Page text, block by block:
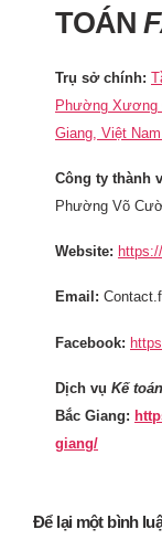
TOÁN
Trụ sở chính:
Phường Xương
Giang, Việt Nam.
Công ty thành
Phường Võ
Website:
Email:
Facebook:
Dịch vụ Kế
Bắc Giang:
giang/
Để lại một bình